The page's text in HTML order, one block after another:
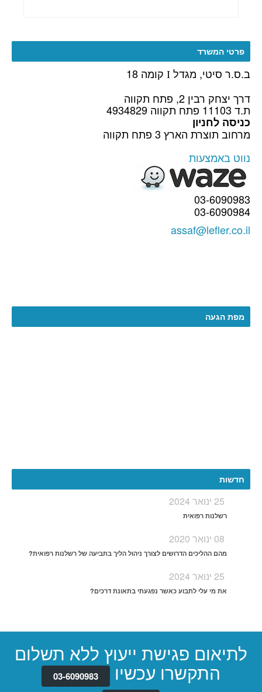
פרטי המשרד
ב.ס.ר סיטי, מגדל I קומה 18
דרך יצחק רבין 2, פתח תקווה
ת.ד 11103 פתח תקווה 4934829
כניסה לחניון
מרחוב תוצרת הארץ 3 פתח תקווה
נווט באמצעות
03-6090983
03-6090984
assaf@lefler.co.il
מפת הגעה
חדשות
25 ינואר 2024
רשלנות רפואית
08 ינואר 2020
מהם ההליכים הדרושים לצורך ניהול הליך בתביעה של רשלנות רפואית?
25 ינואר 2024
את מי עלי לתבוע כאשר נפגעתי בתאונת דרכים?
לתיאום פגישת ייעוץ ללא תשלום
התקשרו עכשיו 03-6090983